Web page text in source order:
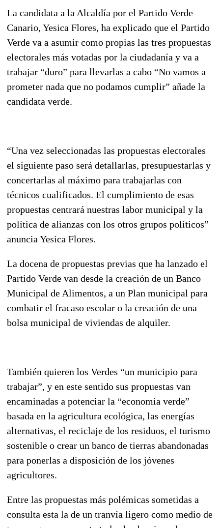
La candidata a la Alcaldía por el Partido Verde
Canario, Yesica Flores, ha explicado que el Partido
Verde va a asumir como propias las tres propuestas
electorales más votadas por la ciudadanía y va a
trabajar “duro” para llevarlas a cabo “No vamos a
prometer nada que no podamos cumplir” añade la
candidata verde.
“Una vez seleccionadas las propuestas electorales
el siguiente paso será detallarlas, presupuestarlas y
concertarlas al máximo para trabajarlas con
técnicos cualificados. El cumplimiento de esas
propuestas centrará nuestras labor municipal y la
política de alianzas con los otros grupos políticos”
anuncia Yesica Flores.
La docena de propuestas previas que ha lanzado el
Partido Verde van desde la creación de un Banco
Municipal de Alimentos, a un Plan municipal para
combatir el fracaso escolar o la creación de una
bolsa municipal de viviendas de alquiler.
También quieren los Verdes “un municipio para
trabajar”, y en este sentido sus propuestas van
encaminadas a potenciar la “economía verde”
basada en la agricultura ecológica, las energías
alternativas, el reciclaje de los residuos, el turismo
sostenible o crear un banco de tierras abandonadas
para ponerlas a disposición de los jóvenes
agricultores.
Entre las propuestas más polémicas sometidas a
consulta esta la de un tranvía ligero como medio de